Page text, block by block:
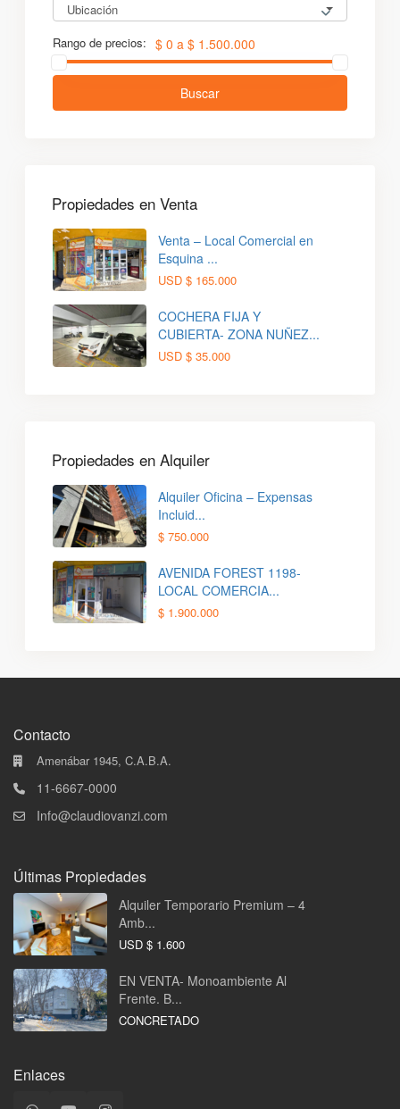
Ubicación
Rango de precios: $ 0 a $ 1.500.000
Buscar
Propiedades en Venta
Venta – Local Comercial en
Esquina ...
USD $ 165.000
COCHERA FIJA Y
CUBIERTA- ZONA NUÑEZ...
USD $ 35.000
Propiedades en Alquiler
Alquiler Oficina – Expensas
Incluid...
$ 750.000
AVENIDA FOREST 1198-
LOCAL COMERCIA...
$ 1.900.000
Contacto
Amenábar 1945, C.A.B.A.
11-6667-0000
Info@claudiovanzi.com
Últimas Propiedades
Alquiler Temporario Premium – 4
Amb...
USD $ 1.600
EN VENTA- Monoambiente Al
Frente. B...
CONCRETADO
Enlaces